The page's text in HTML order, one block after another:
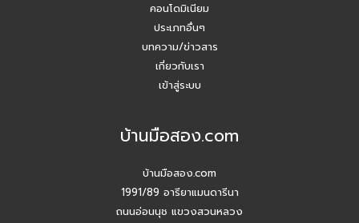
คอนโดมิเนียม
ประเภทอื่นๆ
บทความ/ข่าวสาร
เกี่ยวกับเรา
เข้าสู่ระบบ
บ้านมือสอง.com
บ้านมือสอง.com
1991/89 อารียาแมนดารีนา
ถนนอ่อนนุช แขวงสวนหลวง